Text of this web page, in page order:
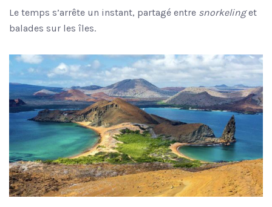
Le temps s’arrête un instant, partagé entre snorkelinget
balades sur les îles.